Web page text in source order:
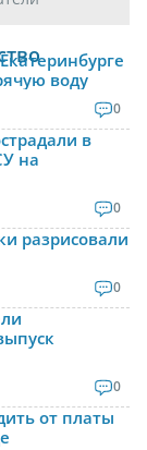
воду
0
в
на
0
разрисовали
0
0
от платы